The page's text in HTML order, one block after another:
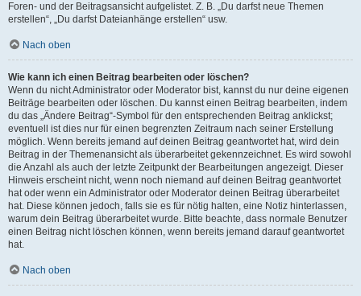
Foren- und der Beitragsansicht aufgelistet. Z. B. „Du darfst neue Themen
erstellen“, „Du darfst Dateianhänge erstellen“ usw.
Nach oben
Wie kann ich einen Beitrag bearbeiten oder löschen?
Wenn du nicht Administrator oder Moderator bist, kannst du nur deine eigenen
Beiträge bearbeiten oder löschen. Du kannst einen Beitrag bearbeiten, indem
du das „Ändere Beitrag“-Symbol für den entsprechenden Beitrag anklickst;
eventuell ist dies nur für einen begrenzten Zeitraum nach seiner Erstellung
möglich. Wenn bereits jemand auf deinen Beitrag geantwortet hat, wird dein
Beitrag in der Themenansicht als überarbeitet gekennzeichnet. Es wird sowohl
die Anzahl als auch der letzte Zeitpunkt der Bearbeitungen angezeigt. Dieser
Hinweis erscheint nicht, wenn noch niemand auf deinen Beitrag geantwortet
hat oder wenn ein Administrator oder Moderator deinen Beitrag überarbeitet
hat. Diese können jedoch, falls sie es für nötig halten, eine Notiz hinterlassen,
warum dein Beitrag überarbeitet wurde. Bitte beachte, dass normale Benutzer
einen Beitrag nicht löschen können, wenn bereits jemand darauf geantwortet
hat.
Nach oben